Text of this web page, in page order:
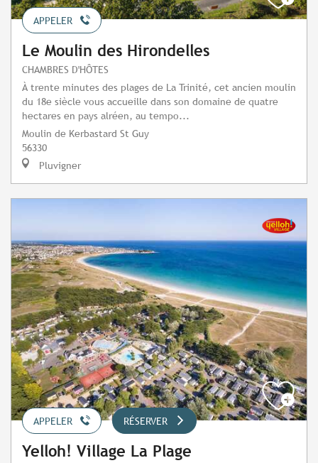
APPELER
Le Moulin des Hirondelles
CHAMBRES D'HÔTES
À trente minutes des plages de La Trinité, cet ancien moulin
du 18e siècle vous accueille dans son domaine de quatre
hectares en pays alréen, au tempo...
Moulin de Kerbastard St Guy
56330
Pluvigner
APPELER RÉSERVER
Yelloh! Village La Plage